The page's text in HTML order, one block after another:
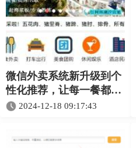
微信外卖系统新升级到个
性化推荐，让每一餐都懂
你 2024-12-18 09:17:43